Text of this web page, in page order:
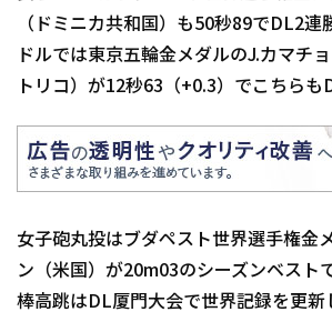
（ドミニカ共和国）も50秒89でDL2連
ドルでは東京五輪金メダルのJ.カマチ
トリコ）が12秒63（+0.3）でこちらも
女子砲丸投はブダペスト世界選手権金
ン（米国）が20m03のシーズンベスト
棒高跳はDL厦門大会で世界記録を更新